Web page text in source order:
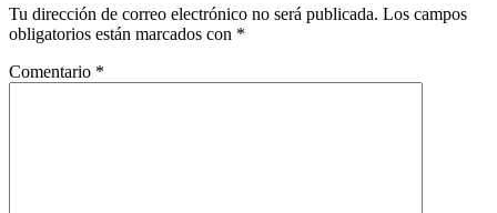
Tu dirección de correo electrónico no será publicada. Los campos
obligatorios están marcados con *
Comentario *